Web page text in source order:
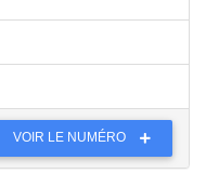
VOIR LE NUMÉRO